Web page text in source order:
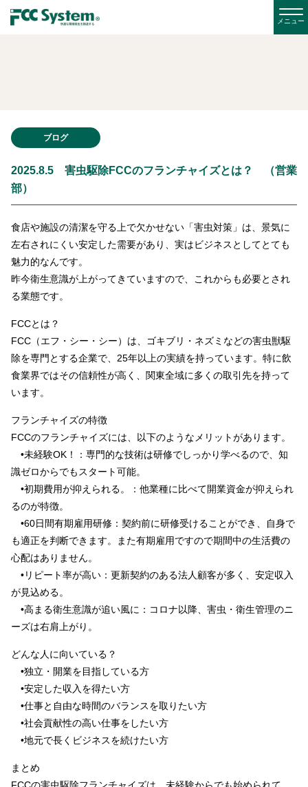
ブログ
2025.8.5 害虫駆除FCCのフランチャイズとは？ （営業
部）
食店や施設の清潔を守る上で欠かせない「害虫対策」は、景気に
左右されにくい安定した需要があり、実はビジネスとしてとても
魅力的なんです。
昨今衛生意識が上がってきていますので、これからも必要とされ
る業態です。
FCCとは？
FCC（エフ・シー・シー）は、ゴキブリ・ネズミなどの害虫獣駆
除を専門とする企業で、25年以上の実績を持っています。特に飲
食業界ではその信頼性が高く、関東全域に多くの取引先を持って
います。
フランチャイズの特徴
FCCのフランチャイズには、以下のようなメリットがあります。
•未経験OK！：専門的な技術は研修でしっかり学べるので、知
識ゼロからでもスタート可能。
•初期費用が抑えられる。：他業種に比べて開業資金が抑えられ
るのが特徴。
•60日間有期雇用研修：契約前に研修受けることができ、自身で
も適正を判断できます。また有期雇用ですので期間中の生活費の
心配はありません。
•リピート率が高い：更新契約のある法人顧客が多く、安定収入
が見込める。
•高まる衛生意識が追い風に：コロナ以降、害虫・衛生管理のニ
ーズは右肩上がり。
どんな人に向いている？
•独立・開業を目指している方
•安定した収入を得たい方
•仕事と自由な時間のバランスを取りたい方
•社会貢献性の高い仕事をしたい方
•地元で長くビジネスを続けたい方
まとめ